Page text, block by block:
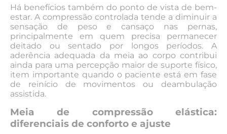
Há benefícios também do ponto de vista de bem-
estar. A compressão controlada tende a diminuir a
sensação de peso e cansaço nas pernas,
principalmente em quem precisa permanecer
deitado ou sentado por longos períodos. A
aderência adequada da meia ao corpo contribui
ainda para uma percepção maior de suporte físico,
item importante quando o paciente está em fase
de reinício de movimentos ou deambulação
assistida.
Meia de compressão elástica:
diferenciais de conforto e ajuste